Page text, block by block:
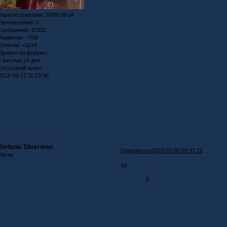
: 2009-09-04
0
15331
+798
+1134
на форуме:
месяца 24 дня
визит:
08-27 11:03:36
Поделиться2010-03-05 09:37:22
Silverman
40
0